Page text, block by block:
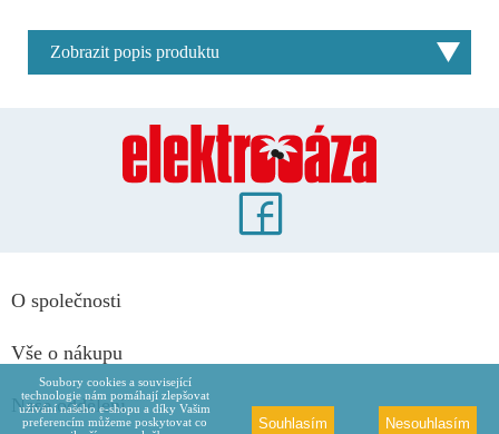
Zobrazit popis produktu
O společnosti
Vše o nákupu
Naše oddělení
Soubory cookies a související
technologie nám pomáhají zlepšovat
užívání našeho e-shopu a díky Vašim
preferencím můžeme poskytovat co
Souhlasím Nesouhlasím